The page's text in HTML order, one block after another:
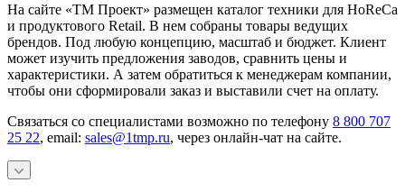
На сайте «ТМ Проект» размещен каталог техники для HoReCa
и продуктового Retail. В нем собраны товары ведущих
брендов. Под любую концепцию, масштаб и бюджет. Клиент
может изучить предложения заводов, сравнить цены и
характеристики. А затем обратиться к менеджерам компании,
чтобы они сформировали заказ и выставили счет на оплату.
Связаться со специалистами возможно по телефону 8 800 707
25 22, email: sales@1tmp.ru, через онлайн-чат на сайте.